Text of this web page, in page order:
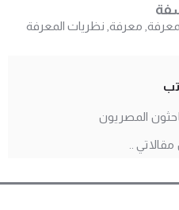
معرفة نظريات المعرفة
المصريون
..